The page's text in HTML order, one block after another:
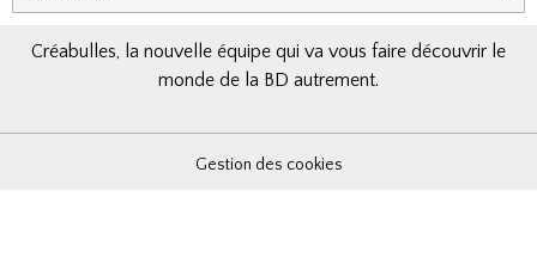
Créabulles, la nouvelle équipe qui va vous faire découvrir le
monde de la BD autrement.
Gestion des cookies